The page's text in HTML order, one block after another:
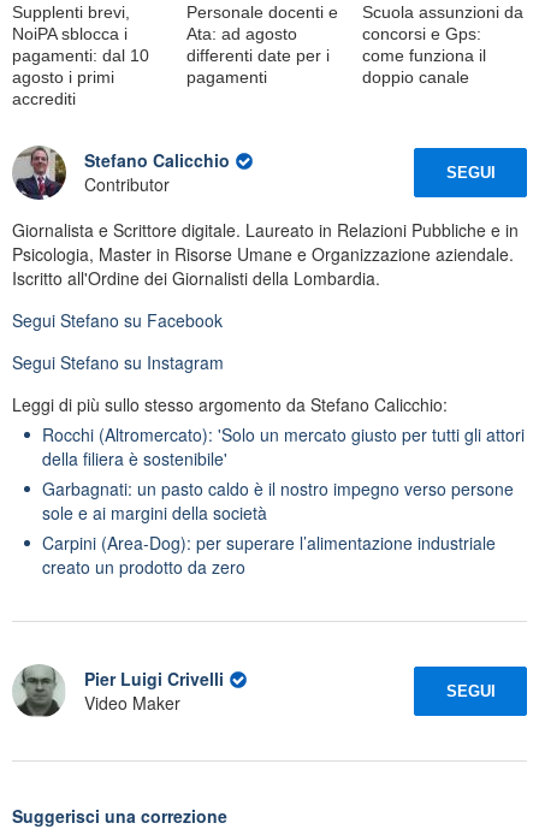
Supplenti brevi,
NoiPA sblocca i
pagamenti: dal 10
agosto i primi
accrediti
Personale docenti e
Ata: ad agosto
differenti date per i
pagamenti
Scuola assunzioni da
concorsi e Gps:
come funziona il
doppio canale
Stefano Calicchio
Contributor
SEGUI
Giornalista e Scrittore digitale. Laureato in Relazioni Pubbliche e in
Psicologia, Master in Risorse Umane e Organizzazione aziendale.
Iscritto all'Ordine dei Giornalisti della Lombardia.
Segui Stefano su Facebook
Segui Stefano su Instagram
Leggi di più sullo stesso argomento da Stefano Calicchio:
Rocchi (Altromercato): 'Solo un mercato giusto per tutti gli attori
della filiera è sostenibile'
Garbagnati: un pasto caldo è il nostro impegno verso persone
sole e ai margini della società
Carpini (Area-Dog): per superare l’alimentazione industriale
creato un prodotto da zero
Pier Luigi Crivelli
Video Maker
SEGUI
Suggerisci una correzione